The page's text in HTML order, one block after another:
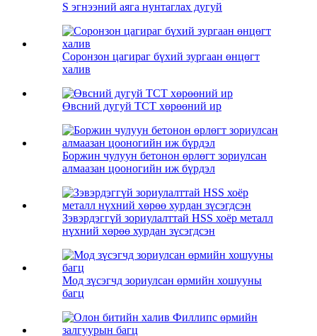
S эгнээний аяга нунтаглах дугуй
Соронзон цагираг бүхий зургаан өнцөгт
халив
Өвсний дугуй TCT хөрөөний ир
Боржин чулуун бетонон өрлөгт зориулсан
алмаазан цооногийн иж бүрдэл
Зэвэрдэггүй зориулалттай HSS хоёр металл
нүхний хөрөө хурдан зүсэгдсэн
Мод зүсэгчд зориулсан өрмийн хошууны
багц